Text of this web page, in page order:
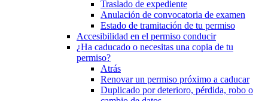
Traslado de expediente
Anulación de convocatoria de examen
Estado de tramitación de tu permiso
Accesibilidad en el permiso conducir
¿Ha caducado o necesitas una copia de tu
permiso?
Atrás
Renovar un permiso próximo a caducar
Duplicado por deterioro, pérdida, robo o